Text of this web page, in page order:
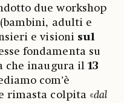
due workshop
adulti e
e visioni sul
fondamenta su
che inaugura il13
com’è
rimasta colpita «dal